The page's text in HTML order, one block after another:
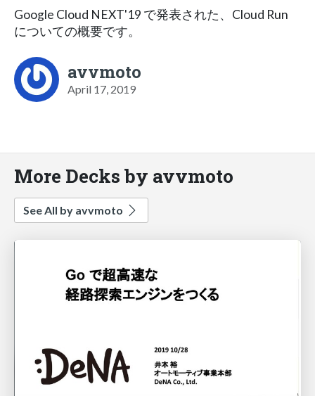
Google Cloud NEXT'19 で発表された、Cloud Run
についての概要です。
avvmoto
April 17, 2019
More Decks by avvmoto
See All by avvmoto